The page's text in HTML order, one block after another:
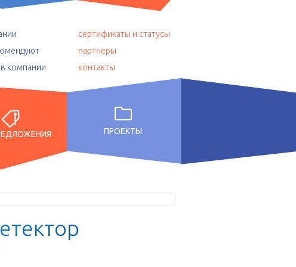
компании
сертификаты и статусы
партнеры
контакты
ПРОЕКТЫ
етектор